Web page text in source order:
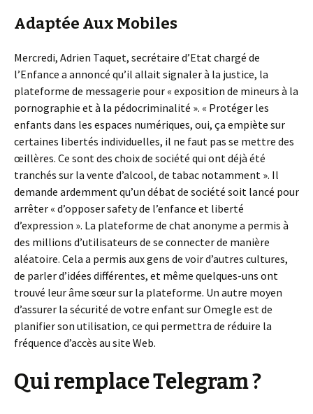
Adaptée Aux Mobiles
Mercredi, Adrien Taquet, secrétaire d’Etat chargé de
l’Enfance a annoncé qu’il allait signaler à la justice, la
plateforme de messagerie pour « exposition de mineurs à la
pornographie et à la pédocriminalité ». « Protéger les
enfants dans les espaces numériques, oui, ça empiète sur
certaines libertés individuelles, il ne faut pas se mettre des
œillères. Ce sont des choix de société qui ont déjà été
tranchés sur la vente d’alcool, de tabac notamment ». Il
demande ardemment qu’un débat de société soit lancé pour
arrêter « d’opposer safety de l’enfance et liberté
d’expression ». La plateforme de chat anonyme a permis à
des millions d’utilisateurs de se connecter de manière
aléatoire. Cela a permis aux gens de voir d’autres cultures,
de parler d’idées différentes, et même quelques-uns ont
trouvé leur âme sœur sur la plateforme. Un autre moyen
d’assurer la sécurité de votre enfant sur Omegle est de
planifier son utilisation, ce qui permettra de réduire la
fréquence d’accès au site Web.
Qui remplace Telegram ?